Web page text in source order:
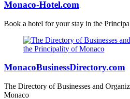
Monaco-Hotel.com
Book a hotel for your stay in the
MonacoBusinessDirectory.com
The Directory of Businesses and
Monaco